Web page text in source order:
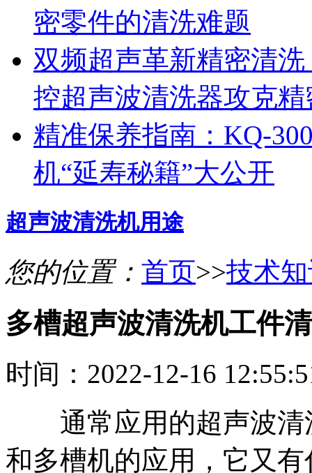
密零件的清洗难题
双频超声革新精密清
控超声波清洗器攻克
精准保养指南：KQ-
机“延寿秘籍”大公开
超声波清洗机用途
您的位置： 首页>>技术
多槽超声波清洗机工件
时间：2022-12-16
通常应用的超声波清
和多槽机的应用，它又